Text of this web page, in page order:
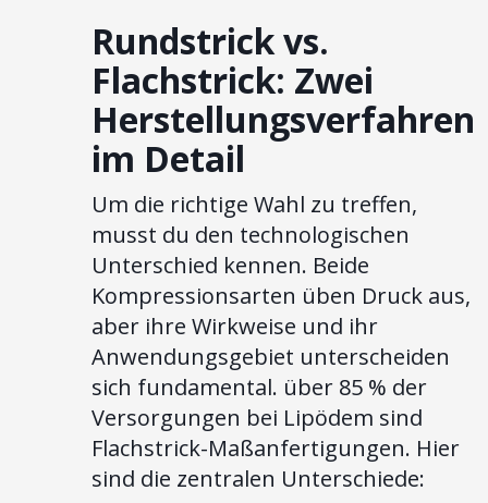
Rundstrick vs.
Flachstrick: Zwei
Herstellungsverfahren
im Detail
Um die richtige Wahl zu treffen,
musst du den technologischen
Unterschied kennen. Beide
Kompressionsarten üben Druck aus,
aber ihre Wirkweise und ihr
Anwendungsgebiet unterscheiden
sich fundamental. über 85 % der
Versorgungen bei Lipödem sind
Flachstrick-Maßanfertigungen. Hier
sind die zentralen Unterschiede: